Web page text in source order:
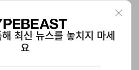
최신 뉴스를 놓치지 마세
요